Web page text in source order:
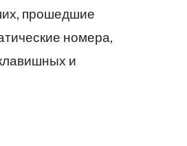
прошедшие
номера,
и